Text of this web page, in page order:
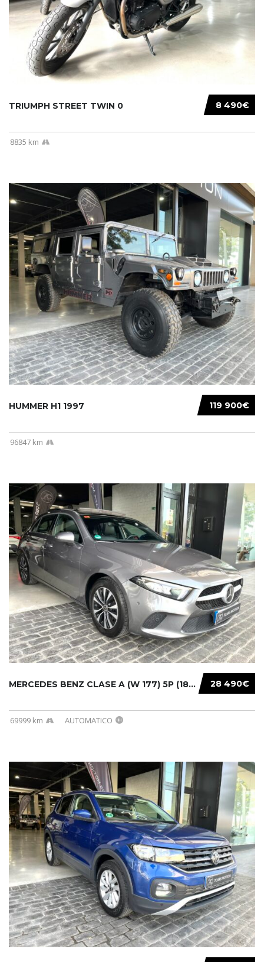
8 490€
TRIUMPH STREET TWIN 0
8835 km
119 900€
HUMMER H1 1997
96847 km
28 490€
MERCEDES BENZ CLASE A (W 177) 5P (18-) 2020....
69999 km AUTOMATICO